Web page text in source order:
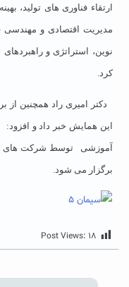
ارتقاء فناوری های تولید،
مدیریت اقتصادی و مهندسی
نوین، استراتژی و
کرد.
دکتر امیری راد همچنین از
این همایش خبر داد و افزود:
آموزشی توسط شرکت های
برگزار می شود.
Post Views: ۱۸